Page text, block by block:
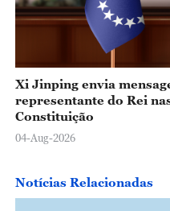
Xi Jinping envia
representante do Rei
Constituição
04-Aug-2026
Notícias Relacionadas